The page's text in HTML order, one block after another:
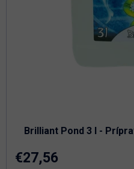
Brilliant Pond 3 l -
je
5,0
€27,56